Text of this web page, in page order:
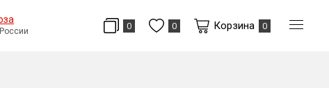
0 0 Корзина 0